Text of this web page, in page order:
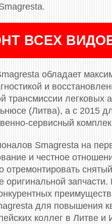
ВСЕХ
обладает
и
трансмиссии легковых
(Литва), а с 2015
сервисный
Smagresta на
и честное
отремонтировать
оригинальной
для повышения
коллег в Литве